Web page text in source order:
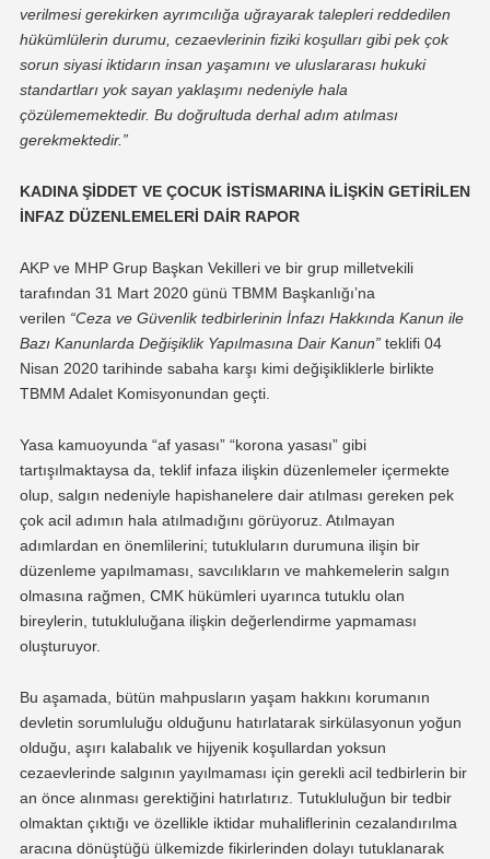
verilmesi gerekirken ayrımcılığa uğrayarak talepleri reddedilen
hükümlülerin durumu, cezaevlerinin fiziki koşulları gibi pek çok
sorun siyasi iktidarın insan yaşamını ve uluslararası hukuki
standartları yok sayan yaklaşımı nedeniyle hala
çözülememektedir. Bu doğrultuda derhal adım atılması
gerekmektedir.”
KADINA ŞİDDET VE ÇOCUK İSTİSMARINA İLİŞKİN GETİRİLEN
İNFAZ DÜZENLEMELERİ DAİR RAPOR
AKP ve MHP Grup Başkan Vekilleri ve bir grup milletvekili
tarafından 31 Mart 2020 günü TBMM Başkanlığı’na
verilen “Ceza ve Güvenlik tedbirlerinin İnfazı Hakkında Kanun ile
Bazı Kanunlarda Değişiklik Yapılmasına Dair Kanun”teklifi 04
Nisan 2020 tarihinde sabaha karşı kimi değişikliklerle birlikte
TBMM Adalet Komisyonundan geçti.
Yasa kamuoyunda “af yasası” “korona yasası” gibi
tartışılmaktaysa da, teklif infaza ilişkin düzenlemeler içermekte
olup, salgın nedeniyle hapishanelere dair atılması gereken pek
çok acil adımın hala atılmadığını görüyoruz. Atılmayan
adımlardan en önemlilerini; tutukluların durumuna ilişin bir
düzenleme yapılmaması, savcılıkların ve mahkemelerin salgın
olmasına rağmen, CMK hükümleri uyarınca tutuklu olan
bireylerin, tutukluluğana ilişkin değerlendirme yapmaması
oluşturuyor.
Bu aşamada, bütün mahpusların yaşam hakkını korumanın
devletin sorumluluğu olduğunu hatırlatarak sirkülasyonun yoğun
olduğu, aşırı kalabalık ve hijyenik koşullardan yoksun
cezaevlerinde salgının yayılmaması için gerekli acil tedbirlerin bir
an önce alınması gerektiğini hatırlatırız. Tutukluluğun bir tedbir
olmaktan çıktığı ve özellikle iktidar muhaliflerinin cezalandırılma
aracına dönüştüğü ülkemizde fikirlerinden dolayı tutuklanarak